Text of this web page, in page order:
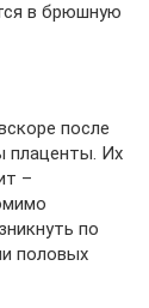
в брюшную
после
плаценты. Их
–
по
половых